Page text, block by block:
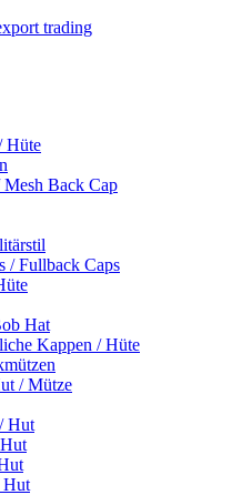
Hüte
Mesh Back Cap
/ Fullback Caps
Hat
Kappen / Hüte
/ Mütze
Hut
Hut